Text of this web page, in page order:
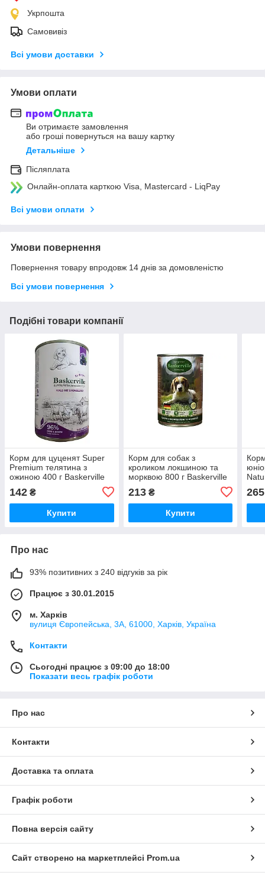
Укрпошта
Самовивіз
Всі умови доставки
Умови оплати
Ви отримаєте замовлення
або гроші повернуться на вашу картку
Детальніше
Післяплата
Онлайн-оплата карткою Visa, Mastercard - LiqPay
Всі умови оплати
Умови повернення
Повернення товару впродовж 14 днів за домовленістю
Всі умови повернення
Подібні товари компанії
Корм для цуценят Super
Premium телятина з
ожиною 400 г Baskerville
142 ₴
Купити
Корм для собак з
кроликом локшиною та
морквою 800 г Baskerville
213₴
Купити
265
Про нас
93% позитивних з 240 відгуків за рік
Працює з 30.01.2015
м. Харків
вулиця Європейська, 3А, 61000, Харків, Україна
Контакти
Сьогодні працює з 09:00 до 18:00
Показати весь графік роботи
Про нас
Контакти
Доставка та оплата
Графік роботи
Повна версія сайту
Сайт створено на маркетплейсі Prom.ua